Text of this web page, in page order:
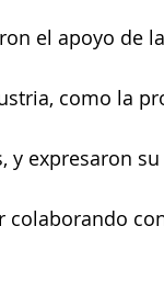
el apoyo de
como la
y expresaron
colaborando